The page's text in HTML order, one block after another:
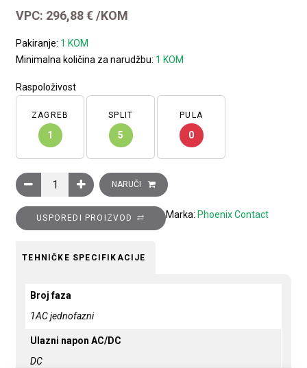
VPC: 296,88€ /KOM
Pakiranje: 1 KOM
Minimalna količina za narudžbu: 1 KOM
Raspoloživost
ZAGREB
1
SPLIT
5
PULA
0
Ispravljač QUINT POWER, sa SFB tehnologijom, slobodnim
NARUČI
USPOREDI PROIZVOD Marka: Phoenix Contact
TEHNIČKE SPECIFIKACIJE
Broj faza
1AC jednofazni
Ulazni napon AC/DC
DC